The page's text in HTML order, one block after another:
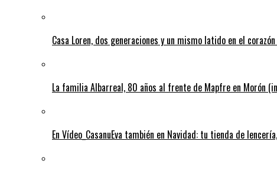
Casa Loren, dos generaciones y un mismo latido en el
La familia Albarreal, 80 años al frente de Mapfre en Morón
En Vídeo_CasanuEva también en Navidad: tu tienda de